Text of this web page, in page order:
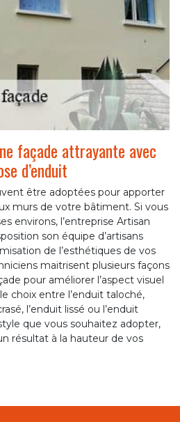
façade attrayante avec
d’enduit
être adoptées pour apporter
murs de votre bâtiment. Si vous
environs, l’entreprise Artisan
son équipe d’artisans
de l’esthétiques de vos
maitrisent plusieurs façons
pour améliorer l’aspect visuel
choix entre l’enduit taloché,
l’enduit lissé ou l’enduit
que vous souhaitez adopter,
résultat à la hauteur de vos